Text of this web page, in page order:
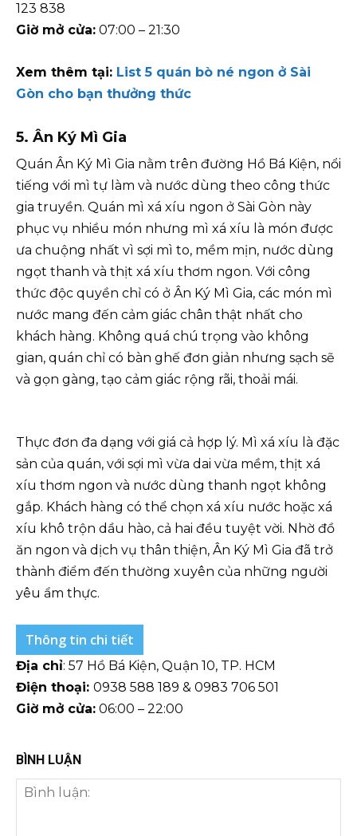
123 838
Giờ mở cửa: 07:00 – 21:30
Xem thêm tại: List 5 quán bò né ngon ở Sài
Gòn cho bạn thưởng thức
5. Ân Ký Mì Gia
Quán Ân Ký Mì Gia nằm trên đường Hồ Bá Kiện, nổi
tiếng với mì tự làm và nước dùng theo công thức
gia truyền. Quán mì xá xíu ngon ở Sài Gòn này
phục vụ nhiều món nhưng mì xá xíu là món được
ưa chuộng nhất vì sợi mì to, mềm mịn, nước dùng
ngọt thanh và thịt xá xíu thơm ngon. Với công
thức độc quyền chỉ có ở Ân Ký Mì Gia, các món mì
nước mang đến cảm giác chân thật nhất cho
khách hàng. Không quá chú trọng vào không
gian, quán chỉ có bàn ghế đơn giản nhưng sạch sẽ
và gọn gàng, tạo cảm giác rộng rãi, thoải mái.
Thực đơn đa dạng với giá cả hợp lý. Mì xá xíu là đặc
sản của quán, với sợi mì vừa dai vừa mềm, thịt xá
xíu thơm ngon và nước dùng thanh ngọt không
gắp. Khách hàng có thể chọn xá xíu nước hoặc xá
xíu khô trộn dầu hào, cả hai đều tuyệt vời. Nhờ đồ
ăn ngon và dịch vụ thân thiện, Ân Ký Mì Gia đã trở
thành điểm đến thường xuyên của những người
yêu ẩm thực.
Thông tin chi tiết
Địa chỉ: 57 Hồ Bá Kiện, Quận 10, TP. HCM
Điện thoại: 0938 588 189 & 0983 706 501
Giờ mở cửa: 06:00 – 22:00
BÌNH LUẬN